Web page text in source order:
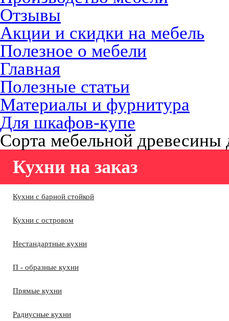
Отзывы
Акции и скидки на мебель
Полезное о мебели
Главная
Полезные статьи
Материалы и фурнитура
Для шкафов-купе
Сорта мебельной
Кухни на заказ
Кухни с барной стойкой
Кухни с островом
Нестандартные кухни
П - образные кухни
Прямые кухни
Радиусные кухни